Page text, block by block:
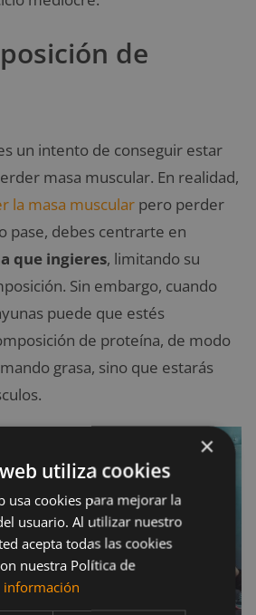
de
un intento de conseguir estar
masa muscular. En realidad,
la masa muscular pero perder
pase, debes centrarte en
que ingieres, limitando su
Sin embargo, cuando
puede que estés
de proteína, de modo
grasa, sino que estarás
×
utiliza cookies
usa cookies para mejorar la
usuario. Al utilizar nuestro
acepta todas las cookies
nuestra Política de
información